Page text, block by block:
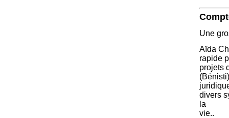
Une
Aïda
rapide
projets
divers
la
vie..